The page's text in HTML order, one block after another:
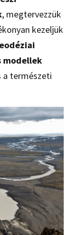
, megtervezzük
kezeljük
modellek
a természeti